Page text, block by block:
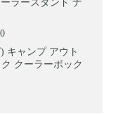
ラースタンド ナ
キャンプ アウト
クーラーボック